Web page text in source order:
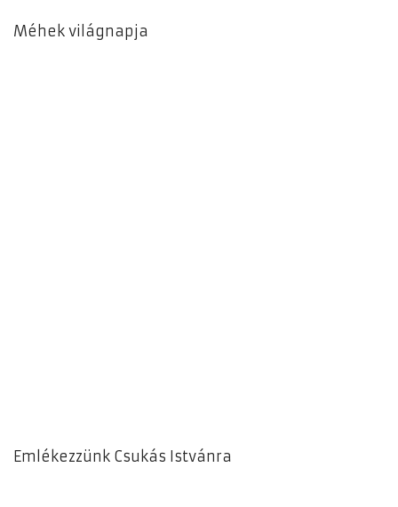
Méhek világnapja
Emlékezzünk Csukás Istvánra